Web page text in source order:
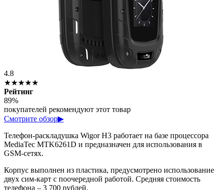
4.8
★★★★★
Рейтинг
89%
покупателей рекомендуют этот товар
Смотрите обзор▶
Телефон-раскладушка Wigor H3 работает на базе процессора
MediaTec MTK6261D и предназначен для использования в
GSM-сетях.
Корпус выполнен из пластика, предусмотрено использование
двух сим-карт с поочередной работой. Средняя стоимость
телефона – 3 700 рублей.